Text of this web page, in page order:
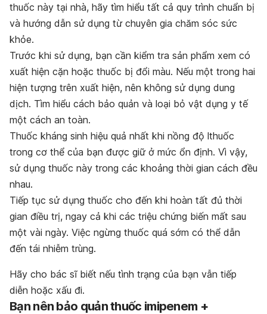
thuốc này tại nhà, hãy tìm hiểu tất cả quy trình chuẩn bị
và hướng dẫn sử dụng từ chuyên gia chăm sóc sức
khỏe.
Trước khi sử dụng, bạn cần kiểm tra sản phẩm xem có
xuất hiện cặn hoặc thuốc bị đổi màu. Nếu một trong hai
hiện tượng trên xuất hiện, nên không sử dụng dung
dịch. Tìm hiểu cách bảo quản và loại bỏ vật dụng y tế
một cách an toàn.
Thuốc kháng sinh hiệu quả nhất khi nồng độ lthuốc
trong cơ thể của bạn được giữ ở mức ổn định. Vì vậy,
sử dụng thuốc này trong các khoảng thời gian cách đều
nhau.
Tiếp tục sử dụng thuốc cho đến khi hoàn tất đủ thời
gian điều trị, ngay cả khi các triệu chứng biến mất sau
một vài ngày. Việc ngừng thuốc quá sớm có thể dẫn
đến tái nhiễm trùng.
Hãy cho bác sĩ biết nếu tình trạng của bạn vẫn tiếp
diễn hoặc xấu đi.
Bạn nên bảo quản thuốc imipenem +